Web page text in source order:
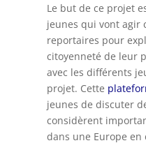
Le but de ce projet
jeunes qui vont agir
reportaires pour
citoyenneté de leur
avec les différents
projet. Cette
jeunes de discuter
considèrent
dans une Europe en